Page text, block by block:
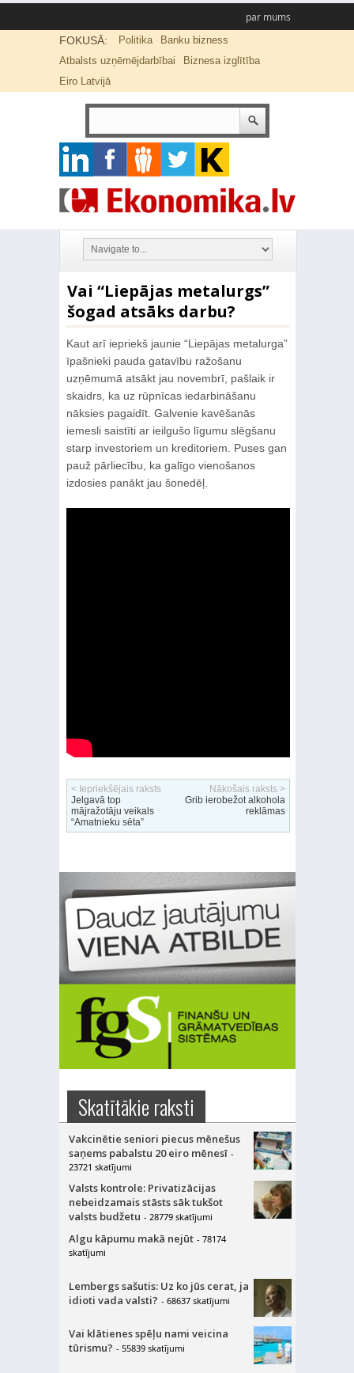
par mums
FOKUSĀ: Politika
Banku bizness
Atbalsts uzņēmējdarbībai
Biznesa izglītība
Eiro Latvijā
Vai “Liepājas metalurgs”
šogad atsāks darbu?
Kaut arī iepriekš jaunie “Liepājas metalurga”
īpašnieki pauda gatavību ražošanu
uzņēmumā atsākt jau novembrī, pašlaik ir
skaidrs, ka uz rūpnīcas iedarbināšanu
nāksies pagaidīt. Galvenie kavēšanās
iemesli saistīti ar ieilgušo līgumu slēgšanu
starp investoriem un kreditoriem. Puses gan
pauž pārliecību, ka galīgo vienošanos
izdosies panākt jau šonedēļ.
< Iepriekšējais raksts
Jelgavā top
mājražotāju veikals
“Amatnieku sēta”
Nākošais raksts >
Grib ierobežot alkohola
reklāmas
Skatītākie raksti
Vakcinētie seniori piecus mēnešus
saņems pabalstu 20 eiro mēnesī -
23721 skatījumi
Valsts kontrole: Privatizācijas
nebeidzamais stāsts sāk tukšot
valsts budžetu - 28779 skatījumi
Algu kāpumu makā nejūt - 78174
skatījumi
Lembergs sašutis: Uz ko jūs cerat, ja
idioti vada valsti? - 68637 skatījumi
Vai klātienes spēļu nami veicina
tūrismu? - 55839 skatījumi